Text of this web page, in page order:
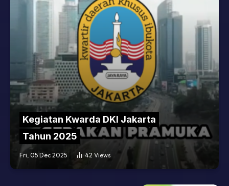
Kegiatan Kwarda DKI Jakarta
Tahun 2025
Fri, 05 Dec 2025 42 Views